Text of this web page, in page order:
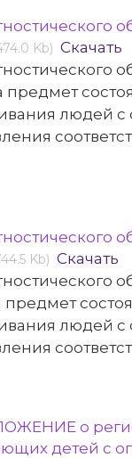
Kb) Скачать
людей с
Kb) Скачать
людей с
о
детей с